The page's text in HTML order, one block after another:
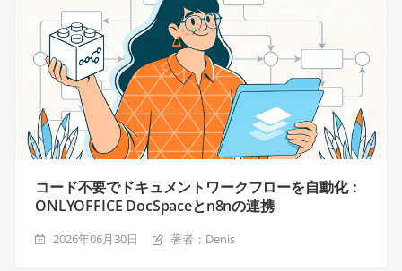
コード不要でドキュメントワークフローを自動化：
ONLYOFFICE DocSpaceとn8nの連携
2026年06月30日 著者：Denis